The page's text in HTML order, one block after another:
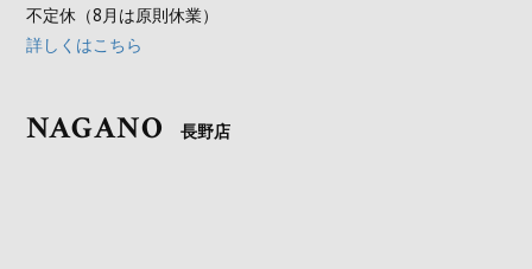
不定休（8月は原則休業）
詳しくはこちら
NAGANO 長野店